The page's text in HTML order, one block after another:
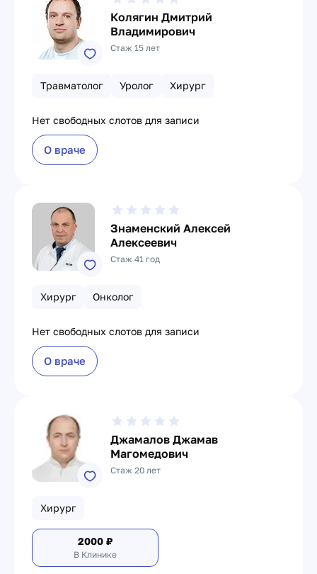
Колягин Дмитрий
Владимирович
Стаж 15 лет
Травматолог Уролог Хирург
Нет свободных слотов для записи
О враче
Знаменский Алексей
Алексеевич
Стаж 41 год
Хирург Онколог
Нет свободных слотов для записи
О враче
Джамалов Джамав
Магомедович
Стаж 20 лет
Хирург
2000 ₽
В Клинике